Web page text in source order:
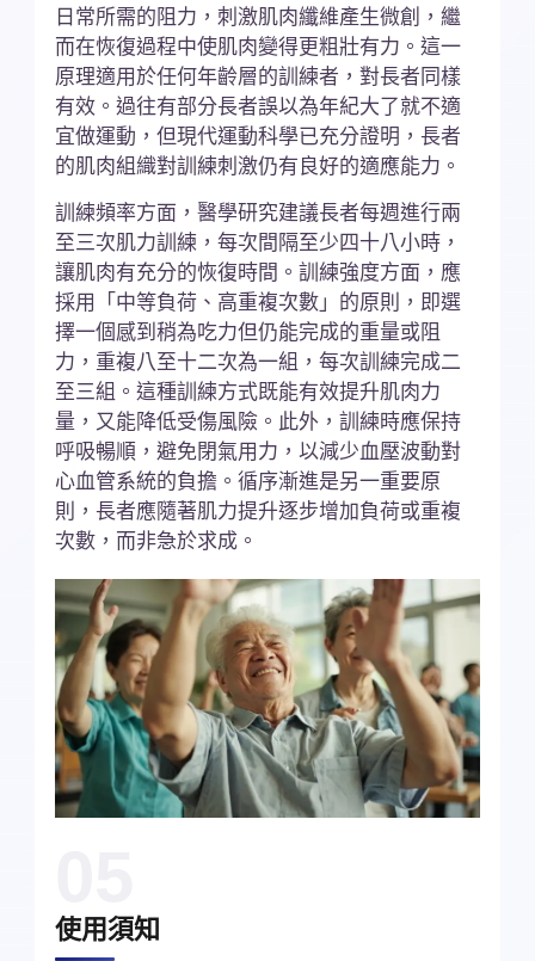
日常所需的阻力，刺激肌肉纖維產生微創，繼
而在恢復過程中使肌肉變得更粗壯有力。這一
原理適用於任何年齡層的訓練者，對長者同樣
有效。過往有部分長者誤以為年紀大了就不適
宜做運動，但現代運動科學已充分證明，長者
的肌肉組織對訓練刺激仍有良好的適應能力。
訓練頻率方面，醫學研究建議長者每週進行兩
至三次肌力訓練，每次間隔至少四十八小時，
讓肌肉有充分的恢復時間。訓練強度方面，應
採用「中等負荷、高重複次數」的原則，即選
擇一個感到稍為吃力但仍能完成的重量或阻
力，重複八至十二次為一組，每次訓練完成二
至三組。這種訓練方式既能有效提升肌肉力
量，又能降低受傷風險。此外，訓練時應保持
呼吸暢順，避免閉氣用力，以減少血壓波動對
心血管系統的負擔。循序漸進是另一重要原
則，長者應隨著肌力提升逐步增加負荷或重複
次數，而非急於求成。
使用須知